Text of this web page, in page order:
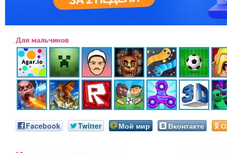
Для мальчиков
Facebook Twitter Мой мир Вконтакте